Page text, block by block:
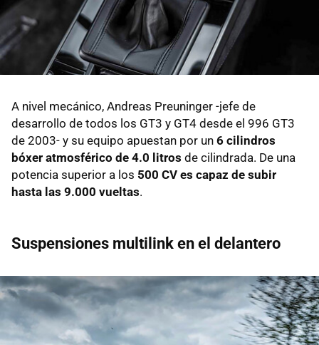
A nivel mecánico, Andreas Preuninger -jefe de
desarrollo de todos los GT3 y GT4 desde el 996 GT3
de 2003- y su equipo apuestan por un 6 cilindros
bóxer atmosférico de 4.0 litros de cilindrada. De una
potencia superior a los 500 CV es capaz de subir
hasta las 9.000 vueltas.
Suspensiones multilink en el delantero